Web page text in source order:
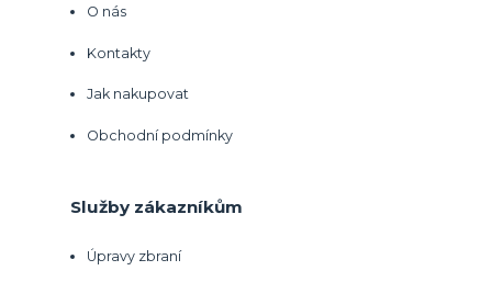
O nás
Kontakty
Jak nakupovat
Obchodní podmínky
Služby zákazníkům
Úpravy zbraní